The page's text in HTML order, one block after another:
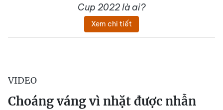
Cup 2022 là ai?
Xem chi tiết
VIDEO
Choáng váng vì nhặt được nhẫn